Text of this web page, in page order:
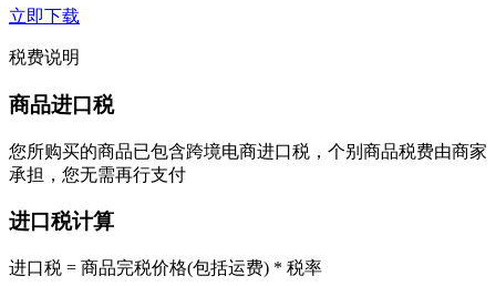
立即下载
税费说明
商品进口税
您所购买的商品已包含跨境电商进口税，个别商品税费由商家
承担，您无需再行支付
进口税计算
进口税 = 商品完税价格(包括运费) * 税率